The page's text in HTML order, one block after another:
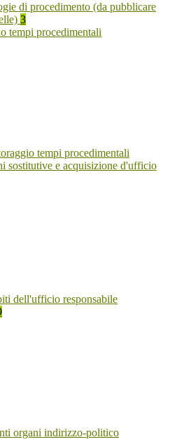
di procedimento (da pubblicare
3
tempi procedimentali
tempi procedimentali
sostitutive e acquisizione d'ufficio
dell'ufficio responsabile
organi indirizzo-politico